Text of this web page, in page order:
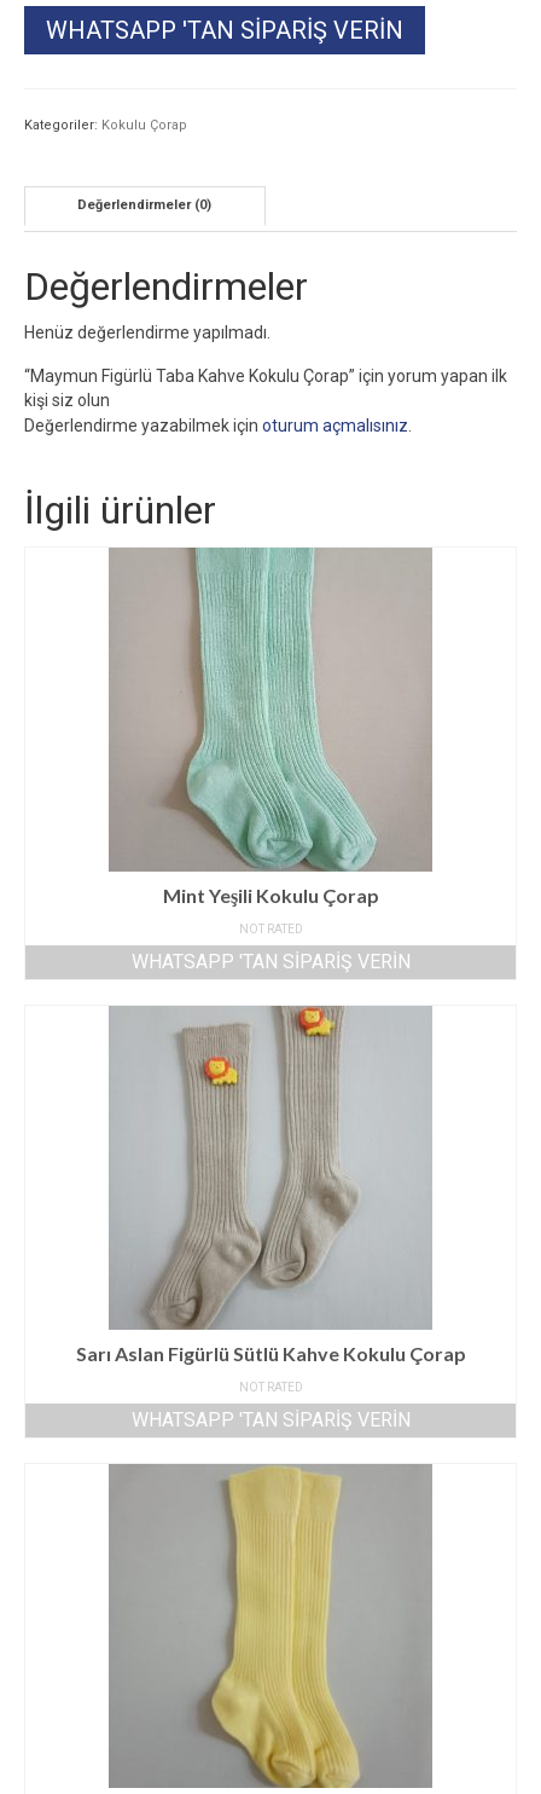
WHATSAPP 'TAN SIPARIŞ VERIN
Kategoriler: Kokulu Çorap
Değerlendirmeler (0)
Değerlendirmeler
Henüz değerlendirme yapılmadı.
“Maymun Figürlü Taba Kahve Kokulu Çorap” için yorum yapan ilk
kişi siz olun
Değerlendirme yazabilmek için oturum açmalısınız
İlgili ürünler
Mint Yeşili Kokulu Çorap
NOT RATED
WHATSAPP 'TAN SIPARIŞ VERIN
Sarı Aslan Figürlü Sütlü Kahve Kokulu Çorap
NOT RATED
WHATSAPP 'TAN SIPARIŞ VERIN